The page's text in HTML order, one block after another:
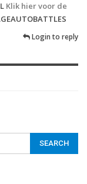
Klik hier voor de
Login to reply